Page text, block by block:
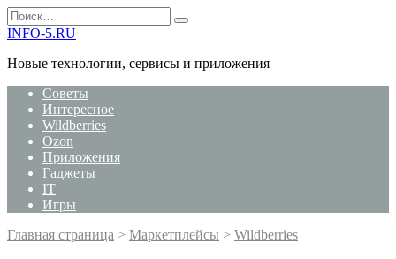
Перейти
к
Search
for:
INFO-5.RU
Новые технологии, сервисы и приложения
Советы
Интересное
Wildberries
Ozon
Приложения
Гаджеты
IT
Игры
Главная страница > Маркетплейсы > Wildberries